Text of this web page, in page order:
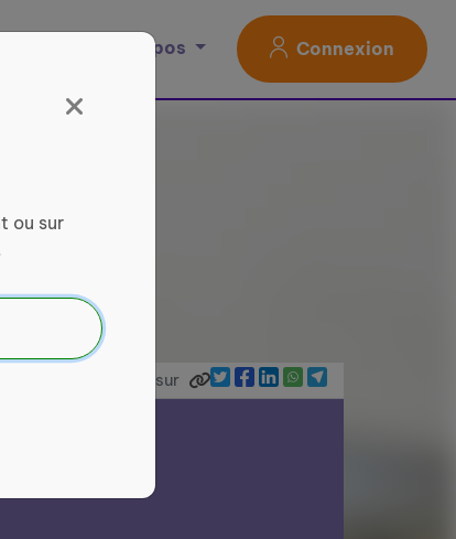
À propos Connexion
ou sur
Partager sur